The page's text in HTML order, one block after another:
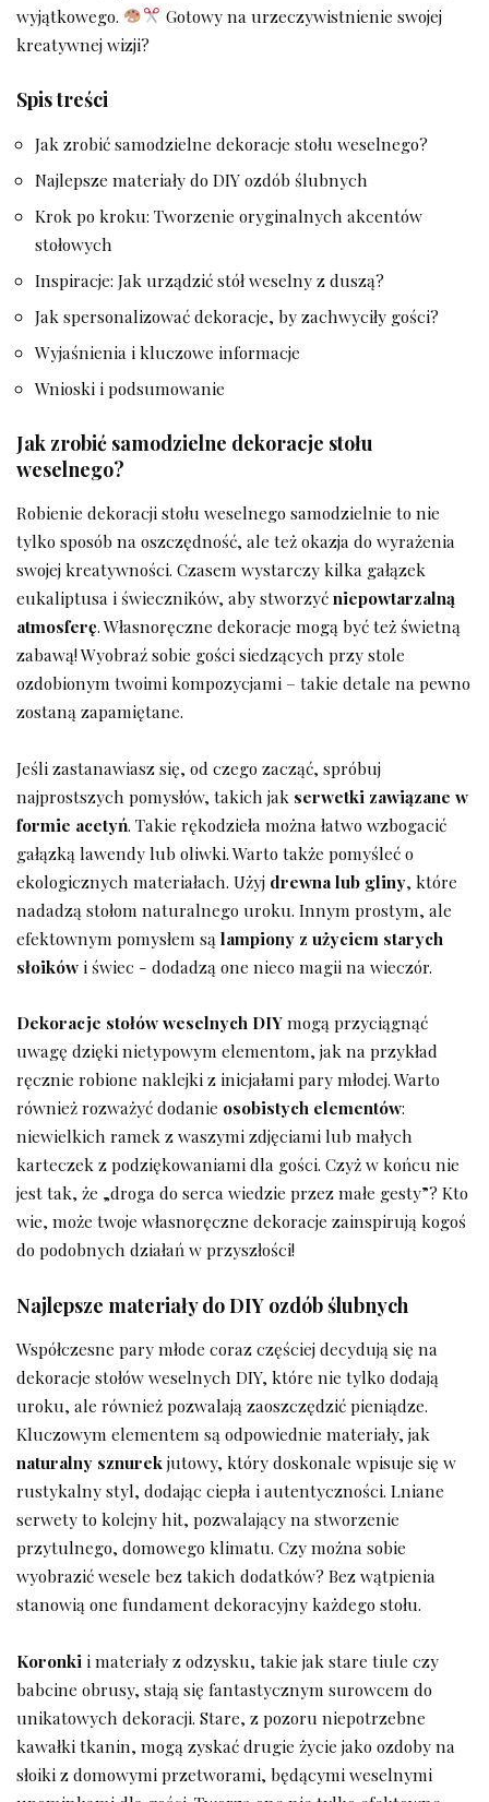
wyjątkowego.
Gotowy na urzeczywistnienie swojej
kreatywnej wizji?
Spis treści
Jak ⁤zrobić samodzielne dekoracje‍ stołu ⁣weselnego?
Najlepsze materiały do DIY ozdób ślubnych
Krok po kroku: Tworzenie oryginalnych akcentów
stołowych
Inspiracje: ‍Jak urządzić stół weselny⁣ z ⁤duszą?
Jak spersonalizować dekoracje, by zachwyciły gości?
Wyjaśnienia i kluczowe informacje
Wnioski i podsumowanie
Jak zrobić samodzielne dekoracje stołu
⁢weselnego?
Robienie dekoracji stołu weselnego samodzielnie to​ nie
⁣tylko sposób‍ na oszczędność, ⁤ale ‍też okazja do wyrażenia
swojej ​kreatywności. Czasem ​wystarczy kilka gałązek
eukaliptusa i świeczników, aby stworzyćniepowtarzalną
atmosferę. ​Własnoręczne dekoracje mogą ​być ⁤też świetną
zabawą! Wyobraź sobie ⁣gości siedzących przy stole
ozdobionym twoimi kompozycjami – takie detale⁣ na pewno
zostaną zapamiętane.
Jeśli zastanawiasz się, od czego zacząć, spróbuj
najprostszych pomysłów, takich jak serwetki zawiązane w
formie‌ acetyń.⁤ Takie rękodzieła można​ łatwo wzbogacić⁢
gałązką lawendy lub oliwki. Warto także pomyśleć o
ekologicznych materiałach. Użyj drewna lub gliny, które
nadadzą ⁣stołom naturalnego uroku. Innym prostym, ale
efektownym pomysłem‌ są lampiony z użyciem starych
słoików i świec -‍ dodadzą one nieco magii na wieczór.
Dekoracje stołów weselnych DIYmogą przyciągnąć
uwagę dzięki nietypowym elementom, jak na przykład⁢
ręcznie‍ robione naklejki z inicjałami pary młodej. Warto
również rozważyć ⁤dodanie osobistych elementów:
niewielkich ramek ‍z waszymi zdjęciami lub małych
karteczek z podziękowaniami dla gości. ‍Czyż w końcu nie
jest tak, że „droga do serca ​wiedzie przez małe gesty”? Kto
wie,‍ może ​twoje ⁤własnoręczne dekoracje zainspirują kogoś
do​ podobnych​ działań w ⁣przyszłości!
Najlepsze materiały do DIY ozdób ślubnych
Współczesne pary ‌młode coraz częściej decydują się na
dekoracje stołów weselnych DIY, które nie tylko​ dodają
uroku, ale również pozwalają zaoszczędzić pieniądze.
Kluczowym ⁢elementem są odpowiednie materiały, jak
naturalny⁤ sznurekjutowy, który​ doskonale wpisuje ‌się w⁤
rustykalny styl, ‍dodając ciepła​ i⁤ autentyczności. Lniane
serwety to kolejny ‍hit, pozwalający na ⁤stworzenie
przytulnego, domowego klimatu. Czy można sobie
wyobrazić⁢ wesele bez takich dodatków? Bez‍ wątpienia⁤
stanowią one fundament dekoracyjny każdego ‌stołu.
Koronki i materiały ‌z ⁣odzysku,‌ takie jak stare tiule ‍czy
babcine ​obrusy, stają się fantastycznym‍ surowcem do
unikatowych dekoracji.⁢ Stare, z pozoru niepotrzebne
kawałki ​tkanin, mogą zyskać drugie⁢ życie jako ozdoby ​na
słoiki z domowymi⁤ przetworami,‌ będącymi weselnymi